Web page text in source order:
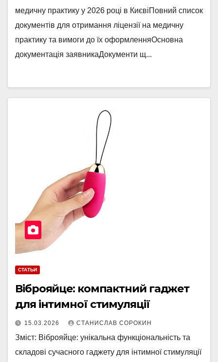
медичну практику у 2026 році в КиєвіПовний список
документів для отримання ліцензії на медичну
практику та вимоги до їх оформленняОсновна
документація заявникаДокументи щ...
СТАТЬИ
Віброяйце: компактний гаджет
для інтимної стимуляції
15.03.2026 СТАНИСЛАВ СОРОКИН
Зміст: Віброяйце: унікальна функціональність та
складові сучасного гаджету для інтимної стимуляції